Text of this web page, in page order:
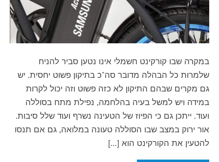
במקרה שבו קורקינט חשמלי אינו נטען סביר להניח
שלמרות כל הבהלה מדובר סה"כ בתיקון פשוט יחסית. יש
גם מקרים שבהם התיקון לא כזה פשוט וזה יכול לקרות
במידה ויש למשל בעיה בהלחמה, נפילת מתח בסוללה
ועוד. ייתכן גם כי הפיוז של הטעינה נשרף ועוד שלל סיבות.
אור ירוק במצב שבו הסוללה טעונה במלואה, גם אם תנסו
להטעין את הקורקינט הוא […]